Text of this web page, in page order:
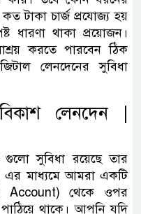
টাকা চার্জ প্রযোজ্য হয়
ধারণা থাকা প্রয়োজন।
করতে পারবেন ঠিক
লেনদেনের সুবিধা
লেনদেন |
গুলো সুবিধা রয়েছে তার
এর মাধ্যমে আমরা একটি
Account) থেকে ওপর
থাকে। আপনি যদি